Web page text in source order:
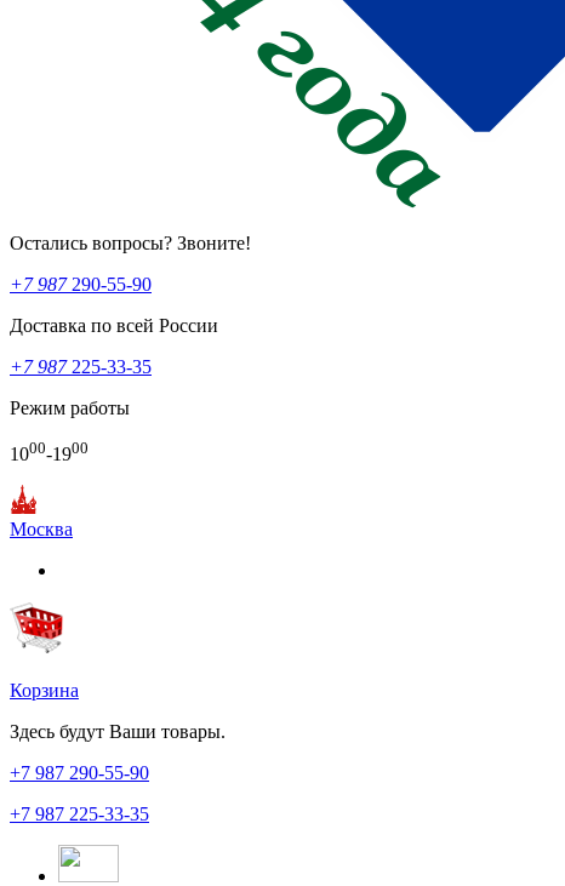
Остались вопросы? Звоните!
+7 987290-55-90
Доставка по всей России
+7 987225-33-35
Режим работы
1000-1900
Москва
Корзина
Здесь будут Ваши товары.
+7 987 290-55-90
+7 987 225-33-35